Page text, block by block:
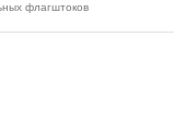
флагштоков